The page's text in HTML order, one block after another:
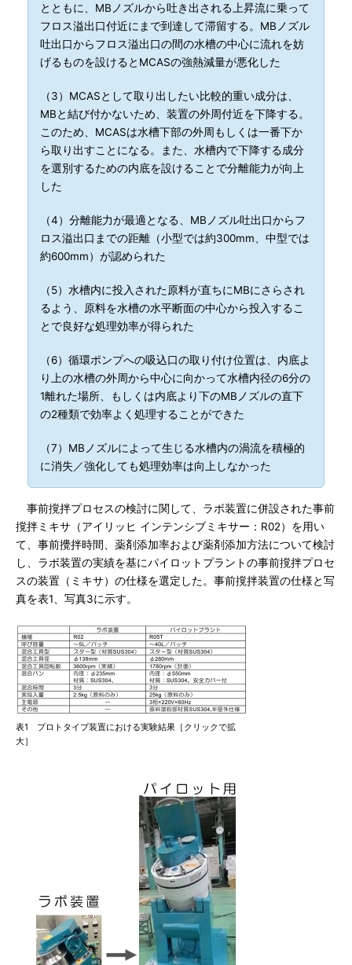
とともに、MBノズルから吐き出される上昇流に乗って
フロス溢出口付近にまで到達して滞留する。MBノズル
吐出口からフロス溢出口の間の水槽の中心に流れを妨
げるものを設けるとMCASの強熱減量が悪化した
（3）MCASとして取り出したい比較的重い成分は、
MBと結び付かないため、装置の外周付近を下降する。
このため、MCASは水槽下部の外周もしくは一番下か
ら取り出すことになる。また、水槽内で下降する成分
を選別するための内底を設けることで分離能力が向上
した
（4）分離能力が最適となる、MBノズル吐出口からフ
ロス溢出口までの距離（小型では約300mm、中型では
約600mm）が認められた
（5）水槽内に投入された原料が直ちにMBにさらされ
るよう、原料を水槽の水平断面の中心から投入するこ
とで良好な処理効率が得られた
（6）循環ポンプへの吸込口の取り付け位置は、内底よ
り上の水槽の外周から中心に向かって水槽内径の6分の
1離れた場所、もしくは内底より下のMBノズルの直下
の2種類で効率よく処理することができた
（7）MBノズルによって生じる水槽内の渦流を積極的
に消失／強化しても処理効率は向上しなかった
事前撹拌プロセスの検討に関して、ラボ装置に併設された事前
撹拌ミキサ（アイリッヒ インテンシブミキサー：R02）を用い
て、事前攪拌時間、薬剤添加率および薬剤添加方法について検討
し、ラボ装置の実績を基にパイロットプラントの事前撹拌プロセ
スの装置（ミキサ）の仕様を選定した。事前撹拌装置の仕様と写
真を表1、写真3に示す。
表1 プロトタイプ装置における実験結果［クリックで拡
大］